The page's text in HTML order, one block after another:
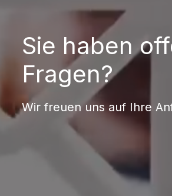
Sie haben
Fragen?
Wir freuen uns auf Ihre